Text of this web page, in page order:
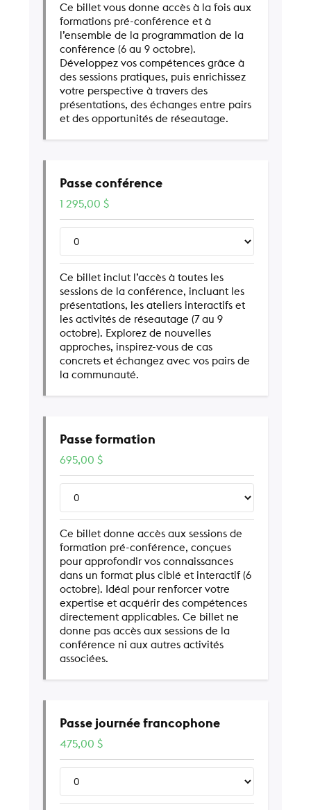
Ce billet vous donne accès à la fois aux
formations pré-conférence et à
l’ensemble de la programmation de la
conférence (6 au 9 octobre).
Développez vos compétences grâce à
des sessions pratiques, puis enrichissez
votre perspective à travers des
présentations, des échanges entre pairs
et des opportunités de réseautage.
Passe conférence
1 295,00$
Ce billet inclut l’accès à toutes les
sessions de la conférence, incluant les
présentations, les ateliers interactifs et
les activités de réseautage (7 au 9
octobre). Explorez de nouvelles
approches, inspirez-vous de cas
concrets et échangez avec vos pairs de
la communauté.
Passe formation
695,00$
Ce billet donne accès aux sessions de
formation pré-conférence, conçues
pour approfondir vos connaissances
dans un format plus ciblé et interactif (6
octobre). Idéal pour renforcer votre
expertise et acquérir des compétences
directement applicables. Ce billet ne
donne pas accès aux sessions de la
conférence ni aux autres activités
associées.
Passe journée francophone
475,00$